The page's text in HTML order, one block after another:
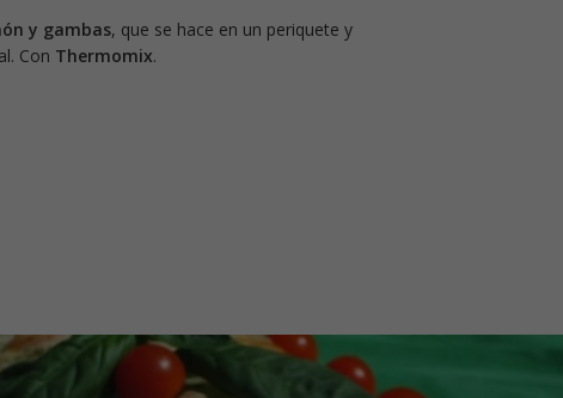
y gambas, que se hace en un periquete y
Con Thermomix.